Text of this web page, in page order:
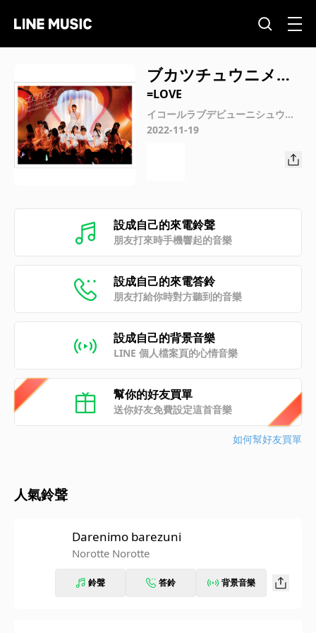
ブカツチュウニメガ
アウナッテオモッテ
タンダ (イコールラブ
デビューニシュウネ
ンキネンコンサート)
=LOVE
イコールラブデビューニシュウネ
ンキネンコンサート
2022-11-19
設成自己的來電鈴聲
朋友打來時手機響起的音樂
設成自己的來電答鈴
朋友打給你時對方聽到的音樂
設成自己的背景音樂
LINE 個人檔案頁的心情音樂
幫你的好友買單
送你好友免費設定這首音樂
如何幫好友買單
人氣鈴聲
Darenimo barezuni
Norotte Norotte
鈴聲 答鈴 背景音樂